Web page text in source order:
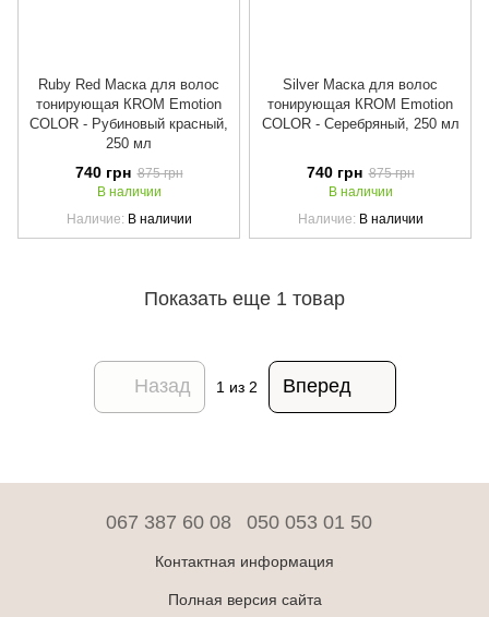
Ruby Red Маска для волос
тонирующая КROM Emotion
COLOR - Рубиновый красный,
250 мл
740 грн 875 грн
В наличии
Наличие В наличии
Silver Маска для волос
тонирующая КROM Emotion
COLOR - Серебряный, 250 мл
740 грн 875 грн
В наличии
Наличие В наличии
Показать еще 1 товар
Назад 1 из 2 Вперед
067 387 60 08 050 053 01 50
Контактная информация
Полная версия сайта